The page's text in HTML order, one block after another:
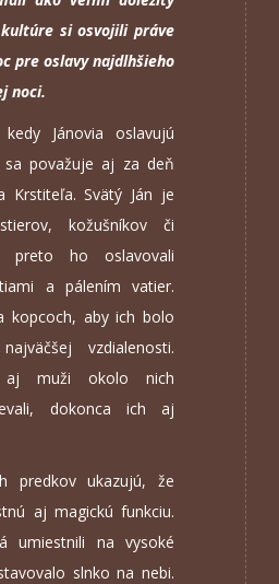
si osvojili práve
pre oslavy najdlhšieho
noci.
Jánovia oslavujú
sa považuje aj za deň
Krstiteľa. Svätý Ján je
kožušníkov či
preto ho oslavovali
a pálením vatier.
kopcoch, aby ich bolo
vzdialenosti.
aj muži okolo nich
dokonca ich aj
predkov ukazujú, že
aj magickú funkciu.
umiestnili na vysoké
slnko na nebi.